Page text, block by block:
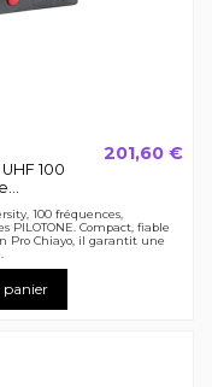
100
201,60 €
100 fréquences,
Compact, fiable
Pro Chiayo, il garantit une
panier